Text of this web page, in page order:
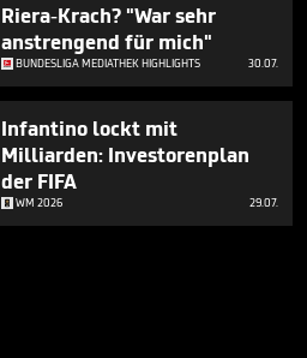
Riera-Krach? "War sehr
anstrengend für mich"
BUNDESLIGA MEDIATHEK HIGHLIGHTS 30.07.
Infantino lockt mit
Milliarden: Investorenplan
der FIFA
WM 2026 29.07.